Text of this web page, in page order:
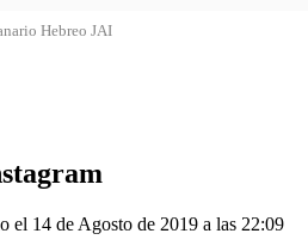
Hebreo JAI
el 14 de Agosto de 2019 a las 22:09